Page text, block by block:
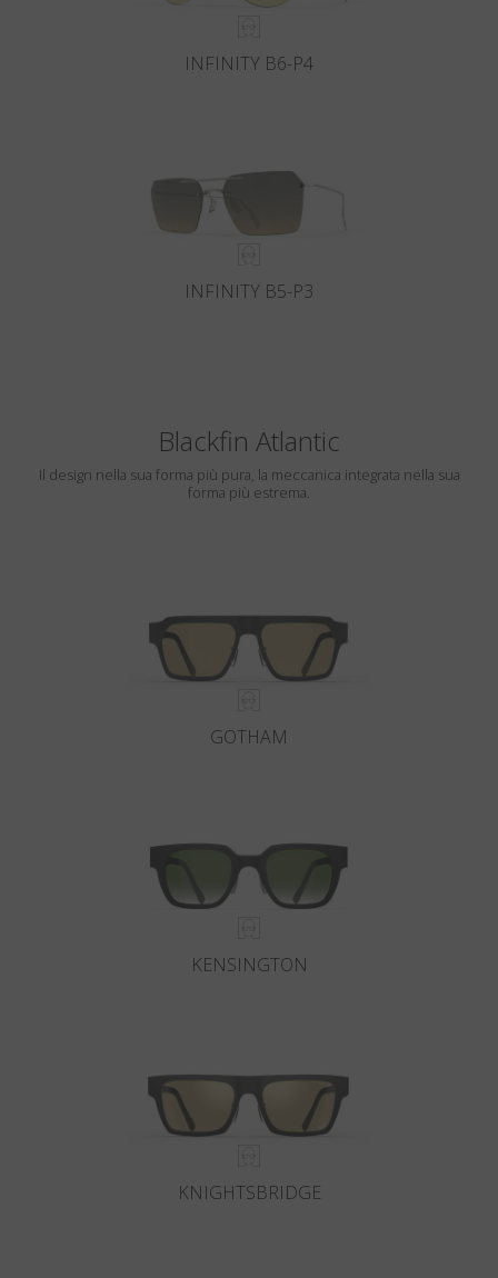
INFINITY B6-P4
INFINITY B5-P3
Blackfin Atlantic
Il design nella sua forma più pura, la meccanica integrata nella sua
forma più estrema.
GOTHAM
KENSINGTON
KNIGHTSBRIDGE